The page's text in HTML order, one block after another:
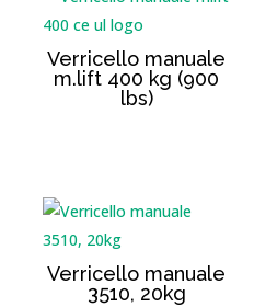
Verricello manuale
m.lift 400 kg (900
lbs)
Verricello manuale
3510, 20kg